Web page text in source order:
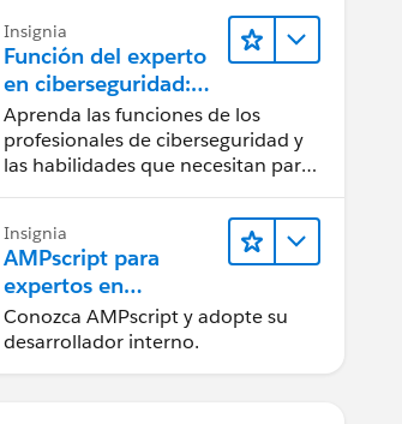
CRM, Agentforce y expertos en
datos.
Insignia
Función del experto
en ciberseguridad:
Vistazo rápido
Aprenda las funciones de los
profesionales de ciberseguridad y
las habilidades que necesitan para
Insignia
AMPscript para
expertos en
marketing
Conozca AMPscript y adopte su
desarrollador interno.